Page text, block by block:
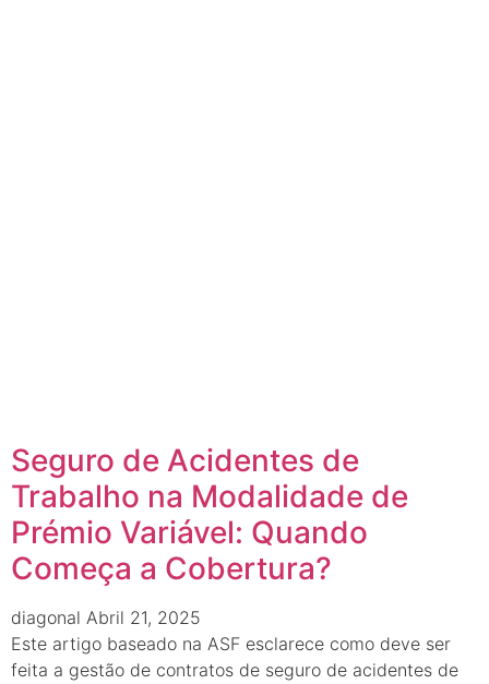
Seguro de Acidentes de
Trabalho na Modalidade de
Prémio Variável: Quando
Começa a Cobertura?
diagonal Abril 21, 2025
Este artigo baseado na ASF esclarece como deve ser
feita a gestão de contratos de seguro de acidentes de